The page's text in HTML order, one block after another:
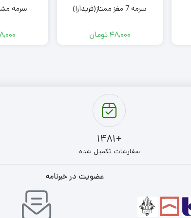
سرمه 7 مغز ممتاز(فریدآرا)
48,000 تومان
سرمه
+1481
سفارشات تکمیل شده
عضویت در خبرنامه